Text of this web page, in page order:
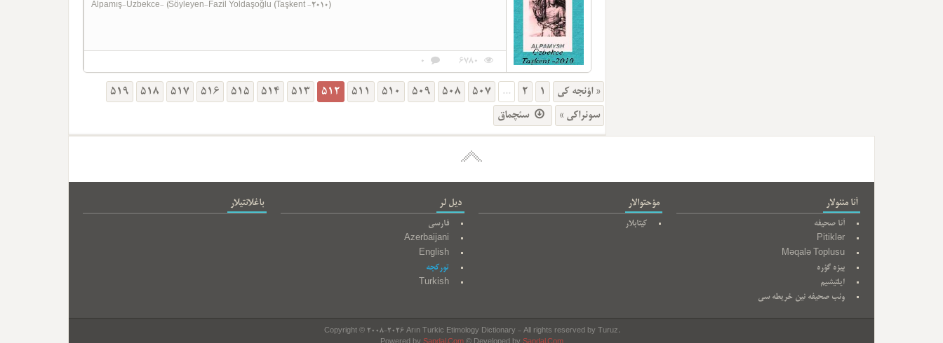
Alpamış-Üzbekce- (Söyleyen-Fazil Yoldaşoğlu (Taşkent -2010)
6780
0
« اؤنجه کی 1
2
...
507
508
509
510
511
512
513
514
515
516
517
518
519
سونراکی » سئچماق
باغلانتیلار دیل لر
فارسی
Azerbaijani
English
تورکجه
Turkish
مؤحتوالار
کیتابلار
آنا مئنولار
آنا صحیفه
Pitiklər
Məqalə Toplusu
بیزه گؤره
ایلتیشیم
وئب صحیفه نین خریطه سی
Copyright © 2008-2026 Arın Turkic Etimology Dictionary - All rights reserved by Turuz.